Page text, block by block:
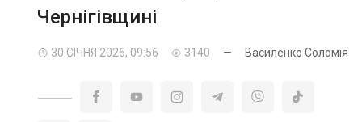
Чернігівщині
30 СІЧНЯ 2026, 09:56 3140 — Василенко Соломія